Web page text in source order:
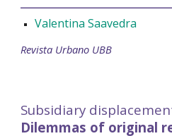
Valentina Saavedra
Revista Urbano UBB
Subsidiary
Dilemmas of original